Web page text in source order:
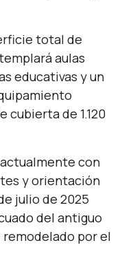
total de
aulas
educativas y un
cubierta de 1.120
con
y orientación
julio de 2025
del antiguo
remodelado por el